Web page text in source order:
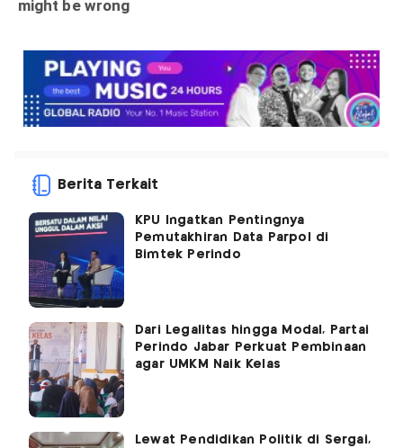
Berita Terkait
KPU Ingatkan Pentingnya
Pemutakhiran Data Parpol di
Bimtek Perindo
Dari Legalitas hingga Modal, Partai
Perindo Jabar Perkuat Pembinaan
agar UMKM Naik Kelas
Lewat Pendidikan Politik di Sergai,